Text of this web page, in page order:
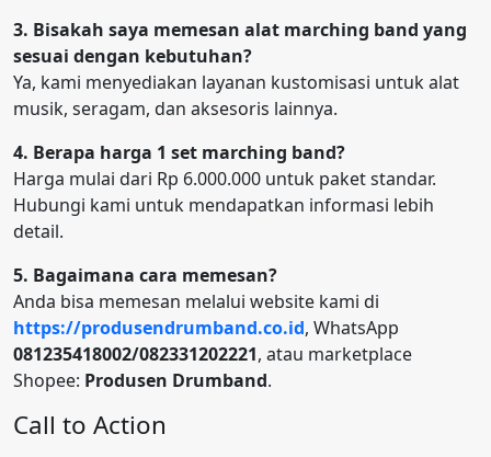
3. Bisakah saya memesan alat marching band yang
sesuai dengan kebutuhan?
Ya, kami menyediakan layanan kustomisasi untuk alat
musik, seragam, dan aksesoris lainnya.
4. Berapa harga 1 set marching band?
Harga mulai dari Rp 6.000.000 untuk paket standar.
Hubungi kami untuk mendapatkan informasi lebih
detail.
5. Bagaimana cara memesan?
Anda bisa memesan melalui website kami di
https://produsendrumband.co.id, WhatsApp
081235418002/082331202221, atau marketplace
Shopee: Produsen Drumband.
Call to Action